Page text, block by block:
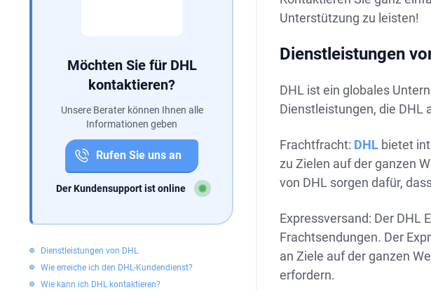
Möchten Sie für DHL
kontaktieren?
Unsere Berater können Ihnen alle
Informationen geben
Rufen Sie uns an
Der Kundensupport ist online
Dienstleistungen von DHL
Wie erreiche ich den DHL-Kundendienst?
Wie kann ich DHL kontaktieren?
Unterstützung zu leisten!
Dienstleistungen
DHL ist ein globales
Dienstleistungen, die DHL
Frachtfracht: DHLbietet
zu Zielen auf der ganzen
von DHL sorgen dafür,
Expressversand: Der DHL
Frachtsendungen. Der
an Ziele auf der ganzen
erfordern.